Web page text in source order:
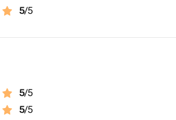
5/5
5/5
5/5